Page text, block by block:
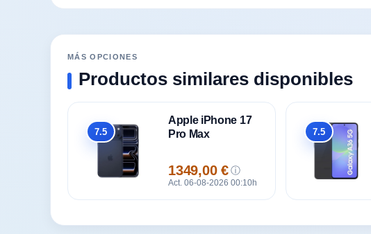
MÁS OPCIONES
Productos similares disponibles
Global
7.5
Apple iPhone 17
Pro Max
Precio
1349,00 € ⓘ
Act. 06-08-2026 00:10h
Global
7.5